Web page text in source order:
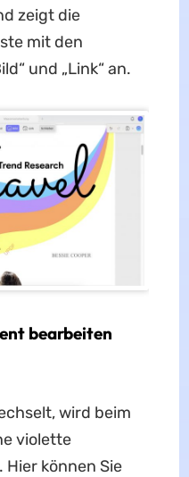
zeigt die
mit den
und „Link“ an.
bearbeiten
wird beim
violette
können Sie